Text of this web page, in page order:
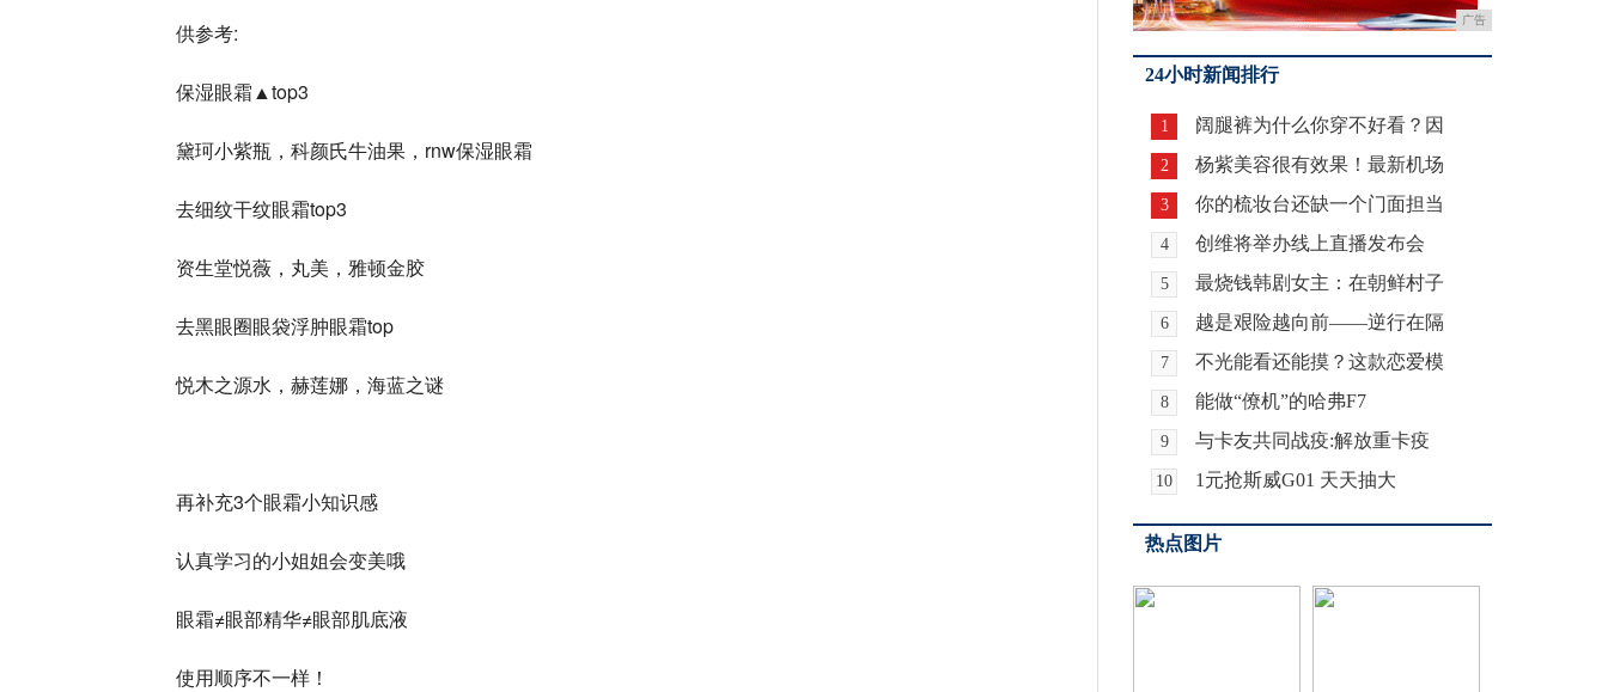
供参考:
保湿眼霜▲top3
黛珂小紫瓶，科颜氏牛油果，rnw保湿眼霜
去细纹干纹眼霜top3
资生堂悦薇，丸美，雅顿金胶
去黑眼圈眼袋浮肿眼霜top
悦木之源水，赫莲娜，海蓝之谜
再补充3个眼霜小知识感
认真学习的小姐姐会变美哦
眼霜≠眼部精华≠眼部肌底液
使用顺序不一样！
广告
24小时新闻排行
1 阔腿裤为什么你穿不好看？因
2 杨紫美容很有效果！最新机场
3 你的梳妆台还缺一个门面担当
4 创维将举办线上直播发布会
5 最烧钱韩剧女主：在朝鲜村子
6 越是艰险越向前——逆行在隔
7 不光能看还能摸？这款恋爱模
8 能做“僚机”的哈弗F7
9 与卡友共同战疫:解放重卡疫
10 1元抢斯威G01 天天抽大
热点图片